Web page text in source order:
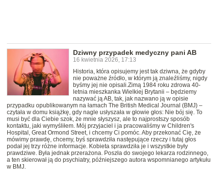
Dziwny przypadek medyczny pani AB
16 kwietnia 2026, 17:13
Historia, która opisujemy jest tak dziwna, że gdyby
nie poważne źródło, w którym ją znaleźliśmy, nigdy
byśmy jej nie opisali.Zimą 1984 roku zdrowa 40-
letnia mieszkanka Wielkiej Brytanii – będziemy
nazywać ją AB, tak, jak nazwano ją w opisie
przypadku opublikowanym na łamach The British Medical Journal (BMJ) –
czytała w domu książkę, gdy nagle usłyszała w głowie głos: Nie bój się. To
musi być dla Ciebie szok, że mnie słyszysz, ale to najprostszy sposób
kontaktu, jaki wymyśliłem. Mój przyjaciel i ja pracowaliśmy w Children's
Hospital, Great Ormond Street, i chcemy Ci pomóc. Aby przekonać Cię, że
mówimy prawdę, chcemy, byś sprawdziła następujące rzeczy i tutaj głos
podał jej trzy różne informacje. Kobieta sprawdziła je i wszystkie były
prawdziwe. Była jednak przerażona. Poszła do swojego lekarza rodzinnego,
a ten skierował ją do psychiatry, późniejszego autora wspomnianego artykułu
w BMJ.